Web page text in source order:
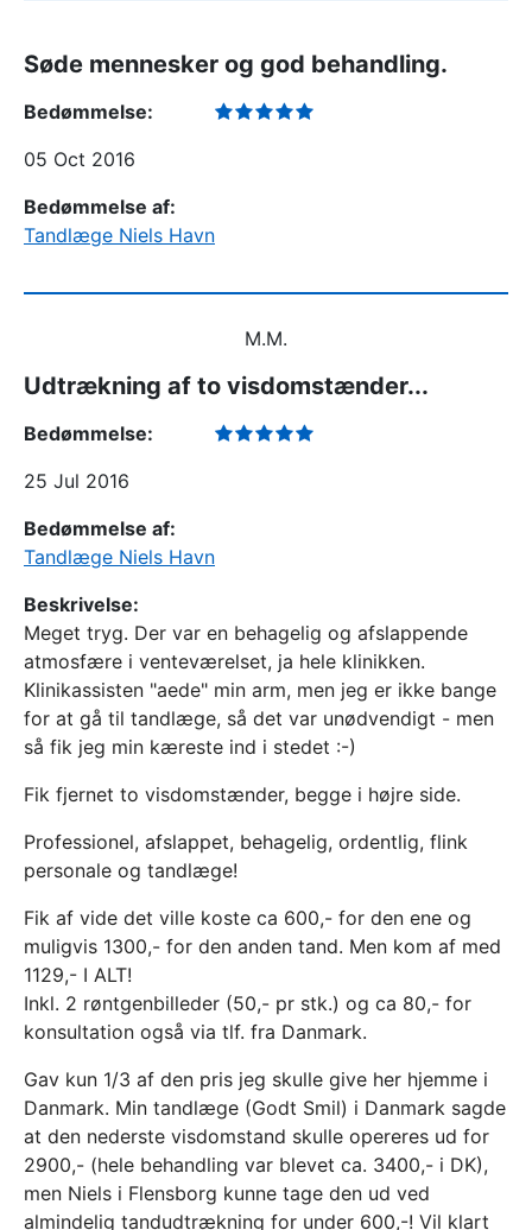
Søde mennesker og god behandling.
Bedømmelse:
05 Oct 2016
Bedømmelse af:
Tandlæge Niels Havn
M.M.
Udtrækning af to visdomstænder...
Bedømmelse:
25 Jul 2016
Bedømmelse af:
Tandlæge Niels Havn
Beskrivelse:
Meget tryg. Der var en behagelig og afslappende
atmosfære i venteværelset, ja hele klinikken.
Klinikassisten "aede" min arm, men jeg er ikke bange
for at gå til tandlæge, så det var unødvendigt - men
så fik jeg min kæreste ind i stedet :-)
Fik fjernet to visdomstænder, begge i højre side.
Professionel, afslappet, behagelig, ordentlig, flink
personale og tandlæge!
Fik af vide det ville koste ca 600,- for den ene og
muligvis 1300,- for den anden tand. Men kom af med
1129,- I ALT!
Inkl. 2 røntgenbilleder (50,- pr stk.) og ca 80,- for
konsultation også via tlf. fra Danmark.
Gav kun 1/3 af den pris jeg skulle give her hjemme i
Danmark. Min tandlæge (Godt Smil) i Danmark sagde
at den nederste visdomstand skulle opereres ud for
2900,- (hele behandling var blevet ca. 3400,- i DK),
men Niels i Flensborg kunne tage den ud ved
almindelig tandudtrækning for under 600,-! Vil klart